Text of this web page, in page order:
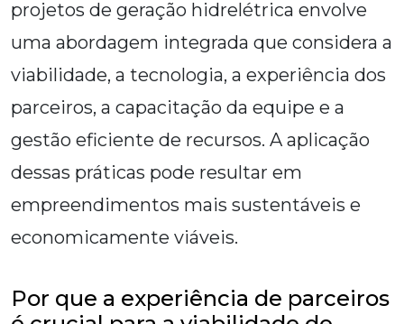
projetos de geração hidrelétrica envolve
uma abordagem integrada que considera a
viabilidade, a tecnologia, a experiência dos
parceiros, a capacitação da equipe e a
gestão eficiente de recursos. A aplicação
dessas práticas pode resultar em
empreendimentos mais sustentáveis e
economicamente viáveis.
Por que a experiência de parceiros